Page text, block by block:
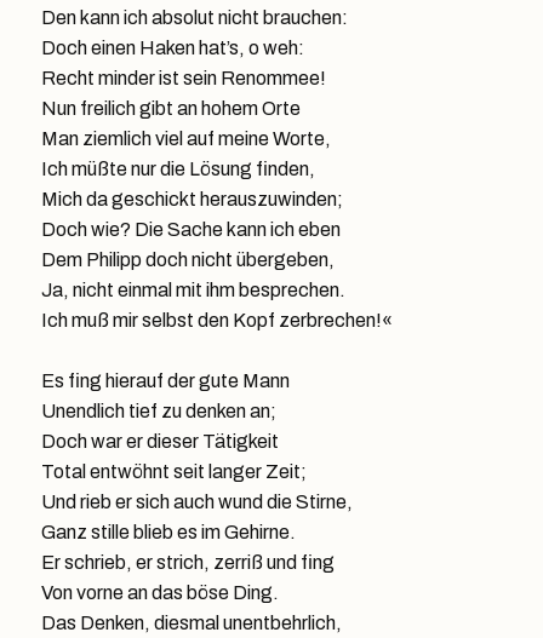
Den kann ich absolut nicht brauchen:
Doch einen Haken hat’s, o weh:
Recht minder ist sein Renommee!
Nun freilich gibt an hohem Orte
Man ziemlich viel auf meine Worte,
Ich müßte nur die Lösung finden,
Mich da geschickt herauszuwinden;
Doch wie? Die Sache kann ich eben
Dem Philipp doch nicht übergeben,
Ja, nicht einmal mit ihm besprechen.
Ich muß mir selbst den Kopf zerbrechen!«
Es fing hierauf der gute Mann
Unendlich tief zu denken an;
Doch war er dieser Tätigkeit
Total entwöhnt seit langer Zeit;
Und rieb er sich auch wund die Stirne,
Ganz stille blieb es im Gehirne.
Er schrieb, er strich, zerriß und fing
Von vorne an das böse Ding.
Das Denken, diesmal unentbehrlich,